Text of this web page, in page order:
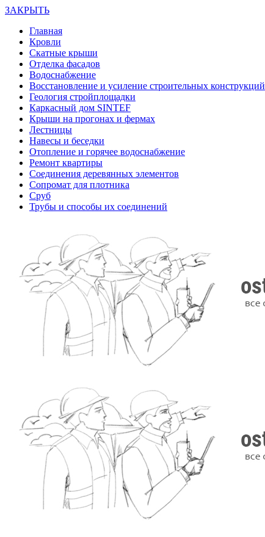
ЗАКРЫТЬ
Главная
Кровли
Скатные крыши
Отделка фасадов
Водоснабжение
Восстановление и усиление строительных конструкций
Геология стройплощадки
Каркасный дом SINTEF
Крыши на прогонах и фермах
Лестницы
Навесы и беседки
Отопление и горячее водоснабжение
Ремонт квартиры
Соединения деревянных элементов
Сопромат для плотника
Сруб
Трубы и способы их соединений